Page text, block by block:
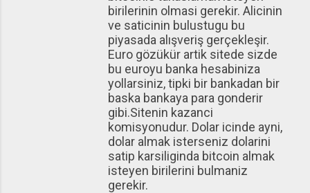
birilerinin olmasi gerekir. Alicinin
ve saticinin bulustugu bu
piyasada alışveriş gerçekleşir.
Euro gözükür artik sitede sizde
bu euroyu banka hesabiniza
yollarsiniz, tipki bir bankadan bir
baska bankaya para gonderir
gibi.Sitenin kazanci
komisyonudur. Dolar icinde ayni,
dolar almak isterseniz dolarini
satip karsiliginda bitcoin almak
isteyen birilerini bulmaniz
gerekir.